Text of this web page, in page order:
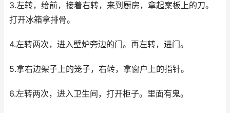
3.左转，给前，接着右转，来到厨房，拿起案板上的刀。
打开冰箱拿排骨。
4.左转两次，进入壁炉旁边的门。再左转，进门。
5.拿右边架子上的笼子，右转，拿窗户上的指针。
6.左转两次，进入卫生间，打开柜子。里面有鬼。